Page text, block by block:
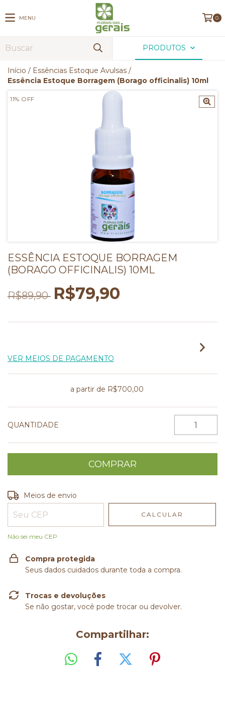
MENU 0
PRODUTOS
Início / Essências Estoque Avulsas /
Essência Estoque Borragem (Borago officinalis) 10ml
11% OFF
ESSÊNCIA ESTOQUE BORRAGEM
(BORAGO OFFICINALIS) 10ML
R$89,90 R$79,90
VER MEIOS DE PAGAMENTO
a partir de R$700,00
QUANTIDADE
Entregas para o CEP:
Meios de envio
CALCULAR
Não sei meu CEP
Compra protegida
Seus dados cuidados durante toda a compra.
Trocas e devoluções
Se não gostar, você pode trocar ou devolver.
Compartilhar: